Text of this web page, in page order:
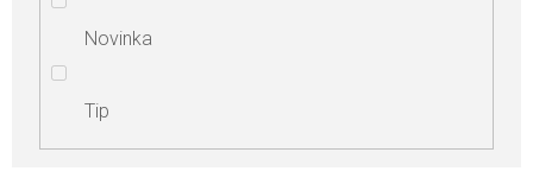
Novinka
Tip